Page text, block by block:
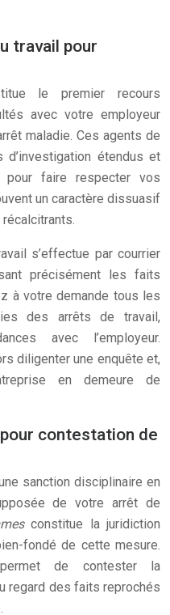
travail pour
le premier recours
avec votre employeur
maladie. Ces agents de
étendus et
pour faire respecter vos
un caractère dissuasif
s’effectue par courrier
précisément les faits
à votre demande tous les
des arrêts de travail,
avec l’employeur.
diligenter une enquête et,
en demeure de
contestation de
sanction disciplinaire en
de votre arrêt de
constitue la juridiction
fondé de cette mesure.
permet de contester la
regard des faits reprochés